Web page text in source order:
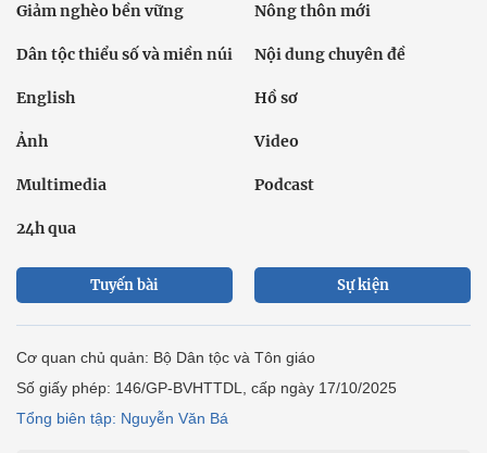
Giảm nghèo bền vững Nông thôn mới
Dân tộc thiểu số và miền núi Nội dung chuyên đề
English Hồ sơ
Ảnh Video
Multimedia Podcast
24h qua
Tuyến bài Sự kiện
Cơ quan chủ quản: Bộ Dân tộc và Tôn giáo
Số giấy phép: 146/GP-BVHTTDL, cấp ngày 17/10/2025
Tổng biên tập: Nguyễn Văn Bá